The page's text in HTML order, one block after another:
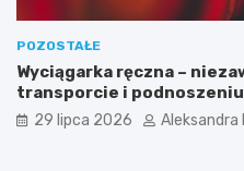
POZOSTAŁE
Wyciągarka ręczna –
transporcie i podnoszeniu
29 lipca 2026 Aleksandra